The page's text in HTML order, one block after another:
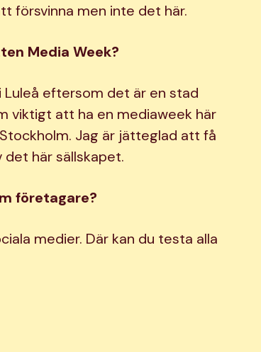
försvinna men inte det här.
Media Week?
eftersom det är en stad
viktigt att ha en mediaweek här
Jag är jätteglad att få
här sällskapet.
företagare?
medier. Där kan du testa alla